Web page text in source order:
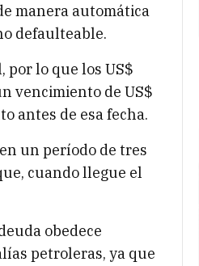
manera automática
defaulteable.
por lo que los US$
vencimiento de US$
antes de esa fecha.
un período de tres
cuando llegue el
obedece
petroleras, ya que